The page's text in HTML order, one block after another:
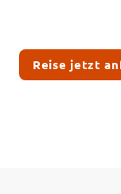
Reise jetzt